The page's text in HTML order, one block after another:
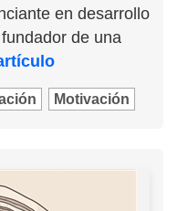
en desarrollo
de una
Motivación